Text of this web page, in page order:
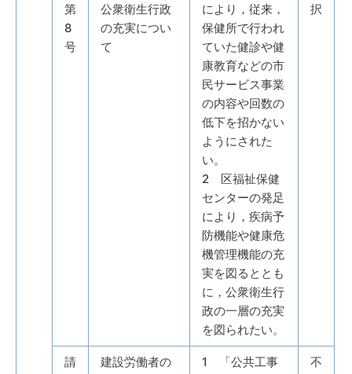
第
8
号
公衆衛生行政
の充実につい
て
により，従来，
保健所で行われ
ていた健診や健
康教育などの市
民サービス事業
の内容や回数の
低下を招かない
ようにされた
い。
2 区福祉保健
センターの発足
により，疾病予
防機能や健康危
機管理機能の充
実を図るととも
に，公衆衛生行
政の一層の充実
を図られたい。
択
請
建設労働者の
1 「公共工事
不